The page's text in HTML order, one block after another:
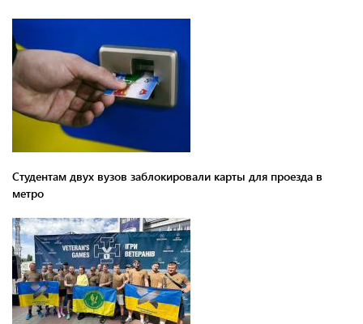
Студентам двух вузов заблокировали карты для проезда в
метро